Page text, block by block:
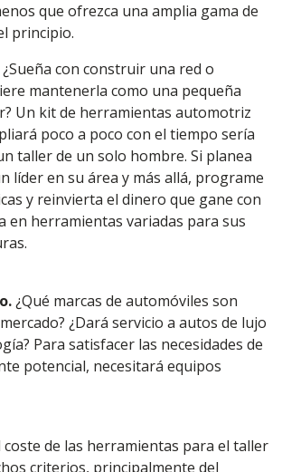
que ofrezca una amplia gama de
principio.
¿Sueña con construir una red o
mantenerla como una pequeña
Un kit de herramientas automotriz
poco a poco con el tiempo sería
taller de un solo hombre. Si planea
líder en su área y más allá, programe
y reinvierta el dinero que gane con
en herramientas variadas para sus
¿Qué marcas de automóviles son
¿Dará servicio a autos de lujo
Para satisfacer las necesidades de
potencial, necesitará equipos
coste de las herramientas para el taller
criterios, principalmente del